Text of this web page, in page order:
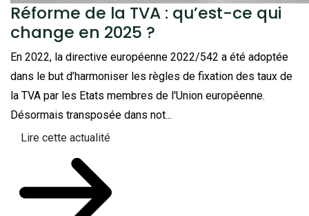
Réforme de la TVA : qu’est-ce qui
change en 2025 ?
En 2022, la directive européenne 2022/542 a été adoptée
dans le but d’harmoniser les règles de fixation des taux de
la TVA par les Etats membres de l'Union européenne.
Désormais transposée dans not...
Lire cette actualité